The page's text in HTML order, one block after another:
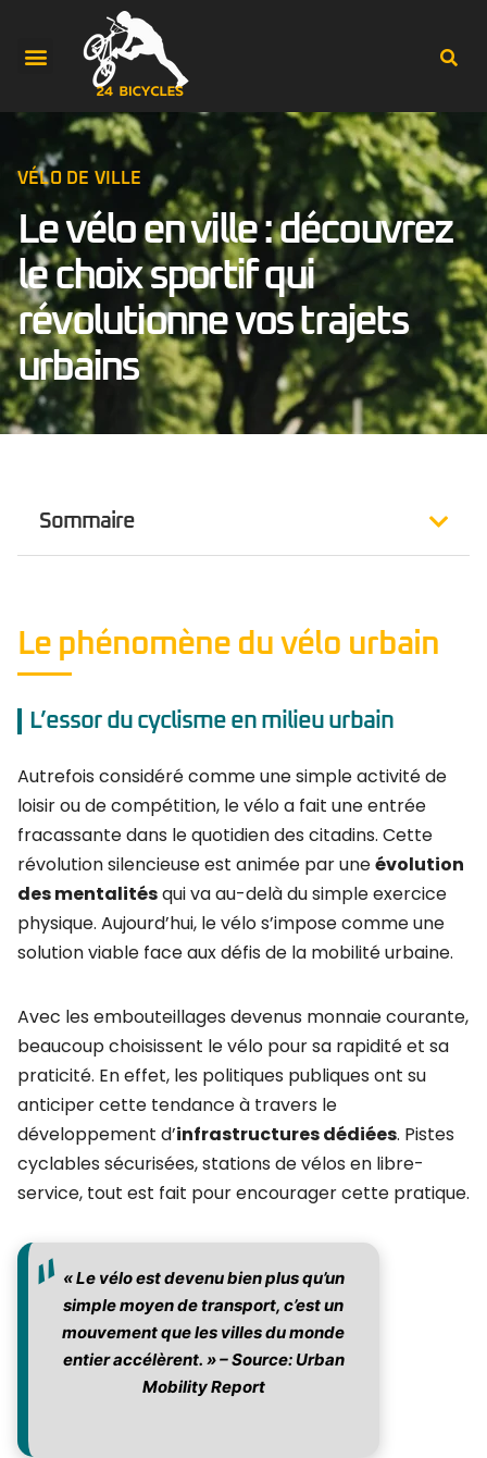
VÉLO DE VILLE
Le vélo en ville : découvrez
le choix sportif qui
révolutionne vos trajets
urbains
Sommaire
Le phénomène du vélo urbain
L’essor du cyclisme en milieu urbain
Autrefois considéré comme une simple activité de
loisir ou de compétition, le vélo a fait une entrée
fracassante dans le quotidien des citadins. Cette
révolution silencieuse est animée par uneévolution
des mentalitésqui va au-delà du simple exercice
physique. Aujourd’hui, le vélo s’impose comme une
solution viable face aux défis de la mobilité urbaine.
Avec les embouteillages devenus monnaie courante,
beaucoup choisissent le vélo pour sa rapidité et sa
praticité. En effet, les politiques publiques ont su
anticiper cette tendance à travers le
développement d’infrastructures dédiées. Pistes
cyclables sécurisées, stations de vélos en libre-
service, tout est fait pour encourager cette pratique.
« Le vélo est devenu bien plus qu’un
simple moyen de transport, c’est un
mouvement que les villes du monde
entier accélèrent. » – Source: Urban
Mobility Report